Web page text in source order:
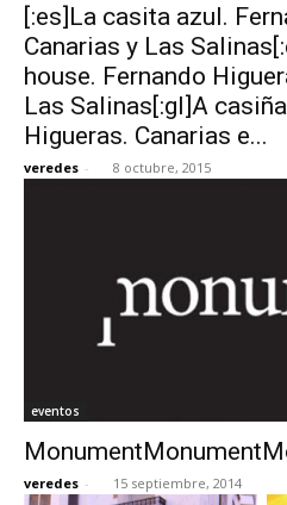
[:es]La casita azul.
Canarias y Las
house. Fernando
Las Salinas[:gl]A
Higueras. Canarias e...
veredes - 8 octubre, 2015
eventos
veredes - 15 septiembre, 2014